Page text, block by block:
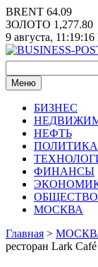
Перейти
к
содержимому
BRENT 64.09
ЗОЛОТО 1,277.80
9 августа, 11:19:16
Меню
БИЗНЕС
НЕФТЬ
ПОЛИТИКА
ФИНАНСЫ
ОБЩЕСТВО
МОСКВА
Главная >
ресторан Lark